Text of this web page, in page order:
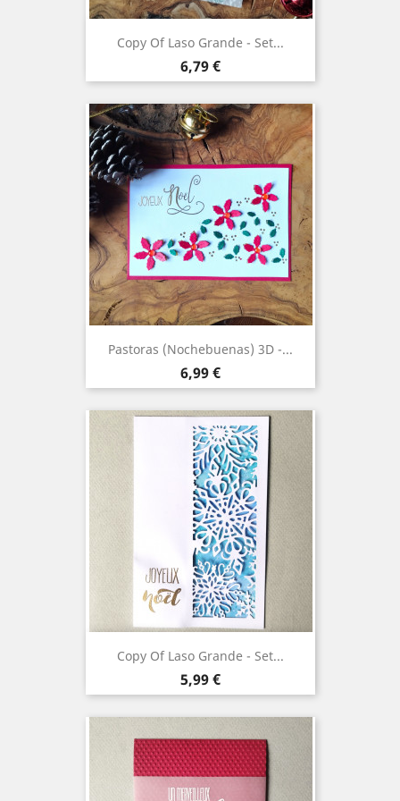
Copy Of Laso Grande - Set...
Precio
6,79 €
Pastoras (Nochebuenas) 3D -...
Precio
6,99 €
Copy Of Laso Grande - Set...
Precio
5,99 €